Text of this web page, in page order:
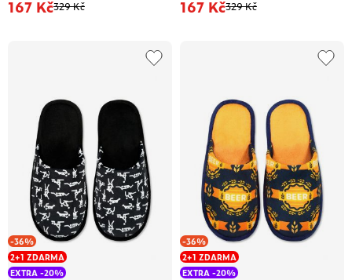
329 Kč
167 Kč 329 Kč
167 Kč
-36%
2+1 ZDARMA
EXTRA -20%
-36%
2+1 ZDARMA
EXTRA -20%